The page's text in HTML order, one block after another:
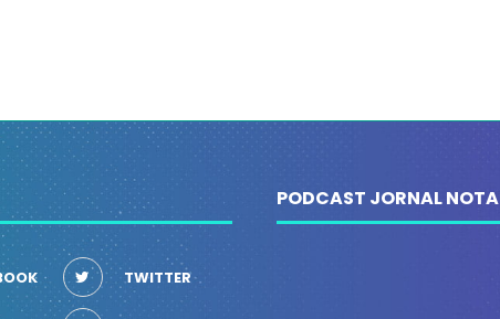
TWITTER
PODCAST JORNAL NOTA